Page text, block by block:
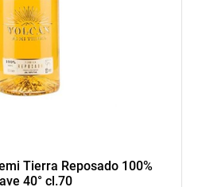
Tierra Reposado 100%
40° cl.70